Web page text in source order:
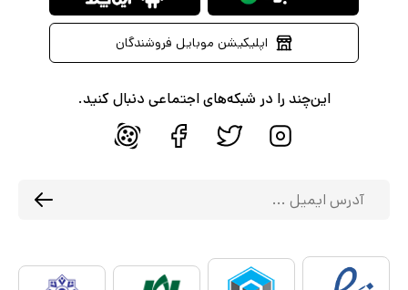
اپلیکیشن موبایل فروشندگان
این‌چند را در شبکه‌های اجتماعی دنبال کنید.